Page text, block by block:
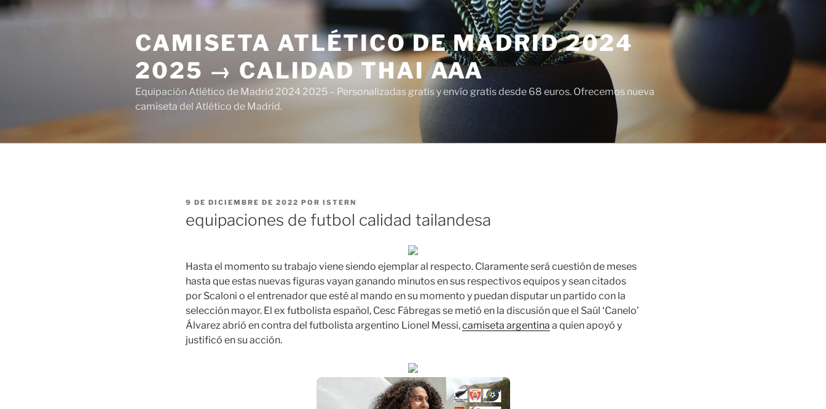
Saltar
al
CAMISETA ATLÉTICO DE MADRID 2024
2025 → CALIDAD THAI AAA
Equipación Atlético de Madrid 2024 2025 – Personalizadas gratis y envío gratis desde 68 euros. Ofrecemos nueva
camiseta del Atlético de Madrid.
PUBLICADO
9 DE DICIEMBRE DE 2022 POR ISTERN
equipaciones de futbol calidad tailandesa
Hasta el momento su trabajo viene siendo ejemplar al respecto. Claramente será cuestión de meses
hasta que estas nuevas figuras vayan ganando minutos en sus respectivos equipos y sean citados
por Scaloni o el entrenador que esté al mando en su momento y puedan disputar un partido con la
selección mayor. El ex futbolista español, Cesc Fábregas se metió en la discusión que el Saúl ‘Canelo’
Álvarez abrió en contra del futbolista argentino Lionel Messi,camiseta argentina a quien apoyó y
justificó en su acción.